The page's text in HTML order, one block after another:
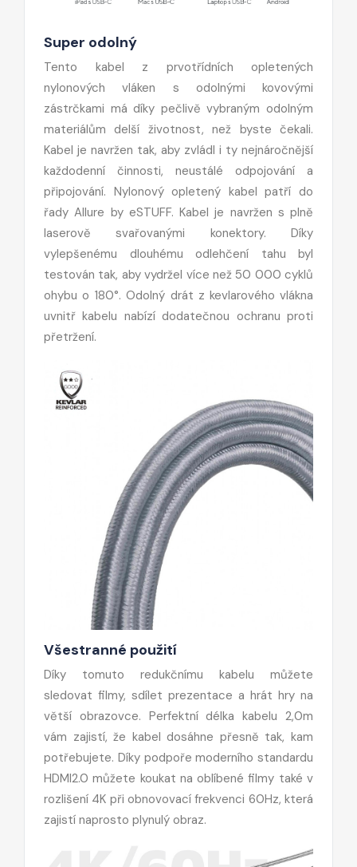
Super odolný
Tento kabel z prvotřídních opletených
nylonových vláken s odolnými kovovými
zástrčkami má díky pečlivě vybraným odolným
materiálům delší životnost, než byste čekali.
Kabel je navržen tak, aby zvládl i ty nejnáročnější
každodenní činnosti, neustálé odpojování a
připojování. Nylonový opletený kabel patří do
řady Allure by eSTUFF. Kabel je navržen s plně
laserově svařovanými konektory. Díky
vylepšenému dlouhému odlehčení tahu byl
testován tak, aby vydržel více než 50 000 cyklů
ohybu o 180°. Odolný drát z kevlarového vlákna
uvnitř kabelu nabízí dodatečnou ochranu proti
přetržení.
Všestranné použití
Díky tomuto redukčnímu kabelu můžete
sledovat filmy, sdílet prezentace a hrát hry na
větší obrazovce. Perfektní délka kabelu 2,0m
vám zajistí, že kabel dosáhne přesně tak, kam
potřebujete. Díky podpoře moderního standardu
HDMI2.0 můžete koukat na oblíbené filmy také v
rozlišení 4K při obnovovací frekvenci 60Hz, která
zajistí naprosto plynulý obraz.